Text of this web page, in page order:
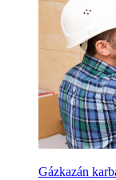
Gázkazán